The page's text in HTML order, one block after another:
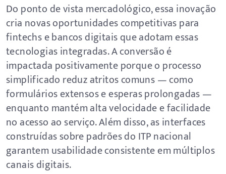
Do ponto de vista mercadológico, essa inovação
cria novas oportunidades competitivas para
fintechs e bancos digitais que adotam essas
tecnologias integradas. A conversão é
impactada positivamente porque o processo
simplificado reduz atritos comuns — como
formulários extensos e esperas prolongadas —
enquanto mantém alta velocidade e facilidade
no acesso ao serviço. Além disso, as interfaces
construídas sobre padrões do ITP nacional
garantem usabilidade consistente em múltiplos
canais digitais.